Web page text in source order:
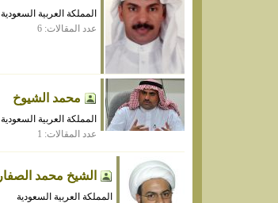
المملكة العربية السعودية
عدد المقالات: 6
محمد الشيوخ
المملكة العربية السعودية
عدد المقالات: 1
الشيخ محمد الصفار
المملكة العربية السعودية